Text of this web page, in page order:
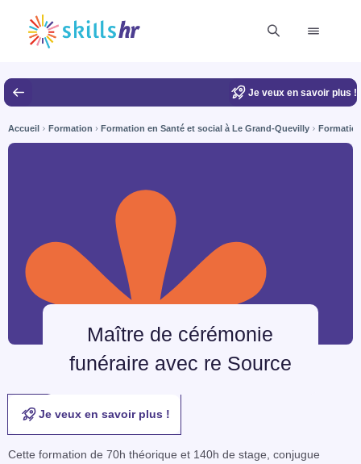
Je veux en savoir plus !
Accueil Formation Formation en Santé et social à Le Grand-Quevilly
Maître de cérémonie
funéraire avec re Source
Je veux en savoir plus !
Cette formation de 70h théorique et 140h de stage, conjugue